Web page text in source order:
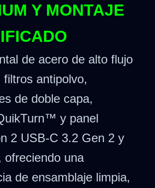
Y MONTAJE
de acero de alto flujo
antipolvo,
de doble capa,
y panel
2 USB-C 3.2 Gen 2 y
ofreciendo una
de ensamblaje limpia,